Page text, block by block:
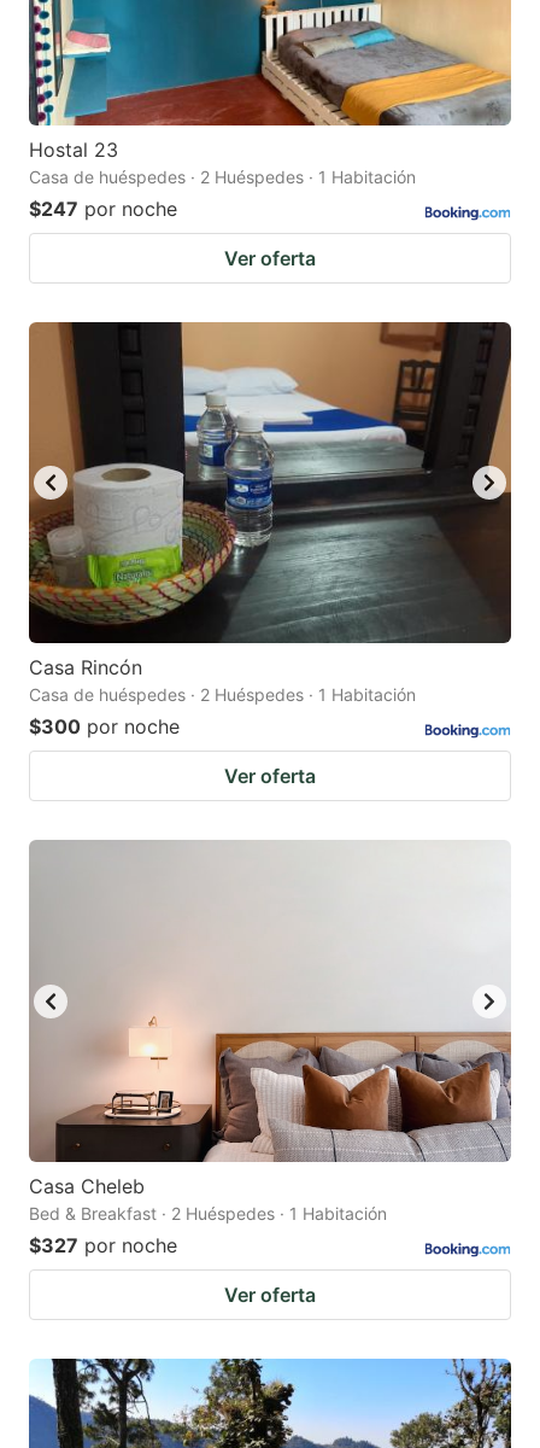
Hostal 23
Casa de huéspedes · 2 Huéspedes · 1 Habitación
$247 por noche
Ver oferta
Casa Rincón
Casa de huéspedes · 2 Huéspedes · 1 Habitación
$300 por noche
Ver oferta
Casa Cheleb
Bed & Breakfast · 2 Huéspedes · 1 Habitación
$327 por noche
Ver oferta